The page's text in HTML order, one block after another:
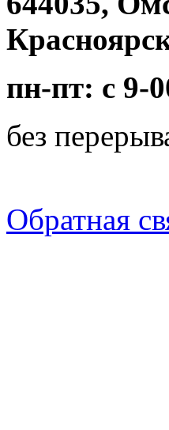
пн-пт: с 9-
без
Обратная